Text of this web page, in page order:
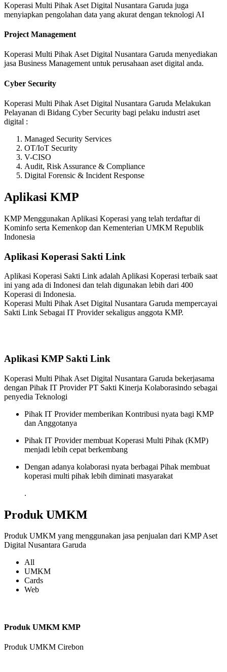
Koperasi Multi Pihak Aset Digital Nusantara Garuda juga
menyiapkan pengolahan data yang akurat dengan teknologi AI
Project Management
Koperasi Multi Pihak Aset Digital Nusantara Garuda menyediakan
jasa Business Management untuk perusahaan aset digital anda.
Cyber Security
Koperasi Multi Pihak Aset Digital Nusantara Garuda Melakukan
Pelayanan di Bidang Cyber Security bagi pelaku industri aset
digital :
Managed Security Services
OT/IoT Security
V-CISO
Audit, Risk Assurance & Compliance
Digital Forensic & Incident Response
Aplikasi KMP
KMP Menggunakan Aplikasi Koperasi yang telah terdaftar di
Kominfo serta Kemenkop dan Kementerian UMKM Republik
Indonesia
Aplikasi Koperasi Sakti Link
Aplikasi Koperasi Sakti Link adalah Aplikasi Koperasi terbaik saat
ini yang ada di Indonesi dan telah digunakan lebih dari 400
Koperasi di Indonesia.
Koperasi Multi Pihak Aset Digital Nusantara Garuda mempercayai
Sakti Link Sebagai IT Provider sekaligus anggota KMP.
Aplikasi KMP Sakti Link
Koperasi Multi Pihak Aset Digital Nusantara Garuda bekerjasama
dengan Pihak IT Provider PT Sakti Kinerja Kolaborasindo sebagai
penyedia Teknologi
Pihak IT Provider memberikan Kontribusi nyata bagi KMP
dan Anggotanya
Pihak IT Provider membuat Koperasi Multi Pihak (KMP)
menjadi lebih cepat berkembang
Dengan adanya kolaborasi nyata berbagai Pihak membuat
koperasi multi pihak lebih diminati masyarakat
.
Produk UMKM
Produk UMKM yang menggunakan jasa penjualan dari KMP Aset
Digital Nusantara Garuda
All
UMKM
Cards
Web
Produk UMKM KMP
Produk UMKM Cirebon